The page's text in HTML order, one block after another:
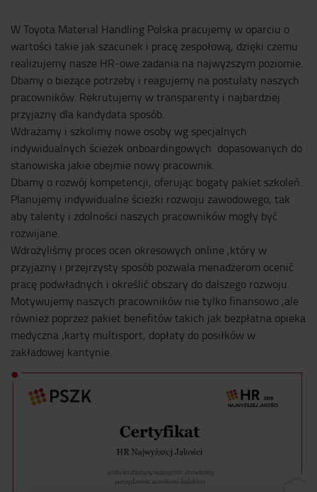
W Toyota Material Handling Polska pracujemy w oparciu o
wartości takie jak szacunek i pracę zespołową, dzięki czemu
realizujemy nasze HR-owe zadania na najwyższym poziomie.
Dbamy o bieżące potrzeby i reagujemy na postulaty naszych
pracowników. Rekrutujemy w transparenty i najbardziej
przyjazny dla kandydata sposób.
Wdrażamy i szkolimy nowe osoby wg specjalnych
indywidualnych ścieżek onboardingowych dopasowanych do
stanowiska jakie obejmie nowy pracownik.
Dbamy o rozwój kompetencji, oferując bogaty pakiet szkoleń.
Planujemy indywidualne ścieżki rozwoju zawodowego, tak
aby talenty i zdolności naszych pracowników mogły być
rozwijane.
Wdrożyliśmy proces ocen okresowych online ,który w
przyjazny i przejrzysty sposób pozwala menadżerom ocenić
pracę podwładnych i określić obszary do dalszego rozwoju.
Motywujemy naszych pracowników nie tylko finansowo ,ale
również poprzez pakiet benefitów takich jak bezpłatna opieka
medyczna ,karty multisport, dopłaty do posiłków w
zakładowej kantynie.